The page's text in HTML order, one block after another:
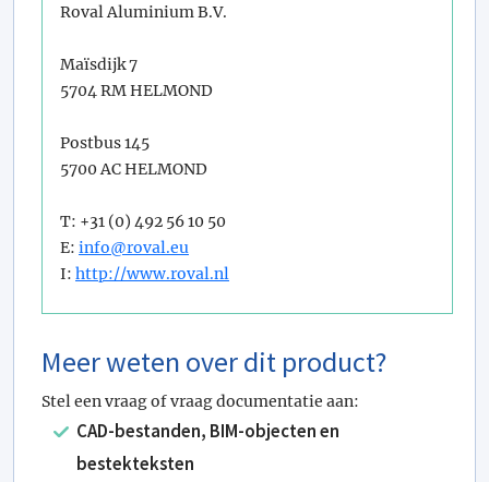
Roval Aluminium B.V.
Maïsdijk 7
5704 RM HELMOND
Postbus 145
5700 AC HELMOND
T: +31 (0) 492 56 10 50
E: info@roval.eu
I: http://www.roval.nl
Meer weten over dit product?
Stel een vraag of vraag documentatie aan:
CAD-bestanden, BIM-objecten en
bestekteksten